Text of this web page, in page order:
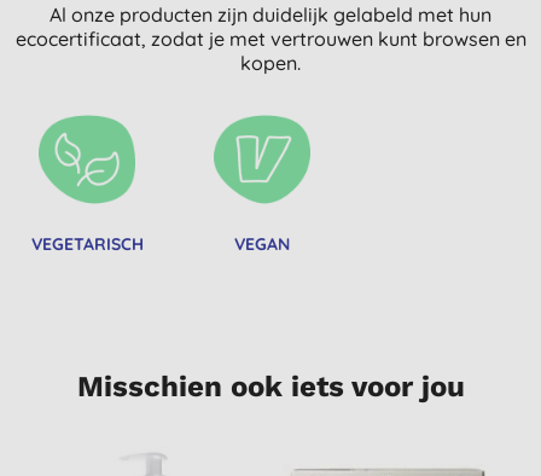
Al onze producten zijn duidelijk gelabeld met hun
ecocertificaat, zodat je met vertrouwen kunt browsen en
kopen.
VEGETARISCH VEGAN
Misschien ook iets voor jou